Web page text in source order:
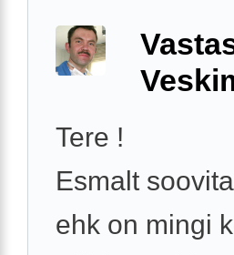
Tere !
Esmalt
ehk on mingi